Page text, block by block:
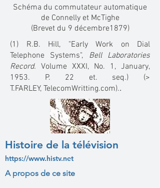
Schéma du commutateur automatique
de Connelly et McTighe
(Brevet du 9 décembre1879)
(1) R.B. Hill, "Early Work on Dial
Telephone Systems", Bell Laboratories
Record. Volume XXXI, No. 1, January,
1953. P. 22 et. seq.) (>
T.FARLEY, TelecomWritting.com)..
Histoire de la télévision
https://www.histv.net
A propos de ce site